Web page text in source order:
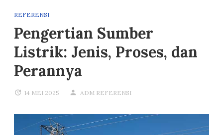
REFERENSI
Pengertian Sumber
Listrik: Jenis, Proses, dan
Perannya
14 MEI 2025 ADM REFERENSI